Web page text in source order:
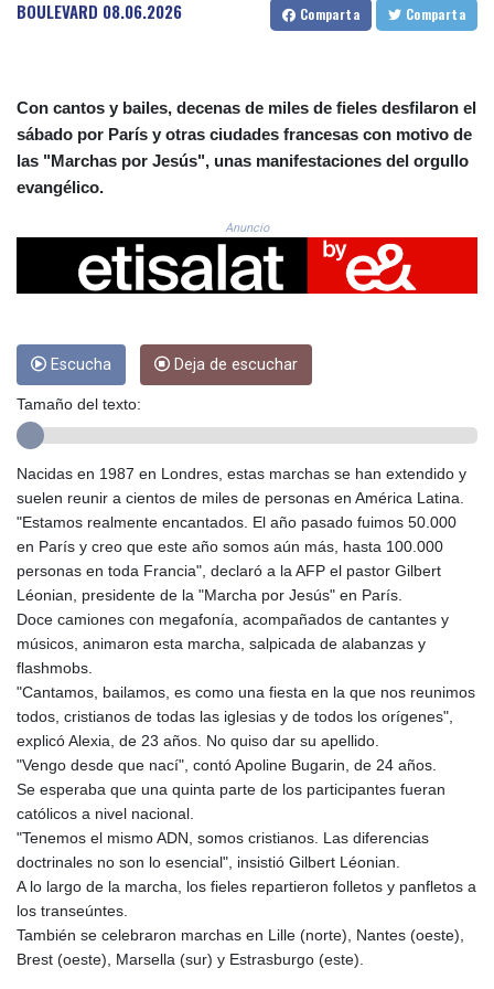
CRC 524.590231
CUC 1.153549
CZK 24.233468
DJF 205.370263
DKK 7.47577
EGP 57.316497
ERN 17.303234
ETB 186.142082
FJD 2.552746
GBP 0.856735
GEL 3.016492
GIP 0.856878
GMD 84.787876
GNF 10128.702886
GTQ 8.79966
GYD 241.274085
HKD 9.049096
HNL 30.910597
HRK 7.53544
HTG 150.790711
IDR 20647.372445
ILS 3.46953
IMP 0.856878
INR 109.834412
IQD 1510.805008
1585899.080318
ISK 142.416699
JEP 0.856878
JOD 0.817933
JPY 182.556612
BOULEVARD 08.06.2026 Comparta Comparta
Con cantos y bailes, decenas de miles de fieles desfilaron el
sábado por París y otras ciudades francesas con motivo de
las "Marchas por Jesús", unas manifestaciones del orgullo
evangélico.
Anuncio
Escucha Deja de escuchar
Tamaño del texto:
Nacidas en 1987 en Londres, estas marchas se han extendido y
suelen reunir a cientos de miles de personas en América Latina.
"Estamos realmente encantados. El año pasado fuimos 50.000
en París y creo que este año somos aún más, hasta 100.000
personas en toda Francia", declaró a la AFP el pastor Gilbert
Léonian, presidente de la "Marcha por Jesús" en París.
Doce camiones con megafonía, acompañados de cantantes y
músicos, animaron esta marcha, salpicada de alabanzas y
flashmobs.
"Cantamos, bailamos, es como una fiesta en la que nos reunimos
todos, cristianos de todas las iglesias y de todos los orígenes",
explicó Alexia, de 23 años. No quiso dar su apellido.
"Vengo desde que nací", contó Apoline Bugarin, de 24 años.
Se esperaba que una quinta parte de los participantes fueran
católicos a nivel nacional.
"Tenemos el mismo ADN, somos cristianos. Las diferencias
doctrinales no son lo esencial", insistió Gilbert Léonian.
A lo largo de la marcha, los fieles repartieron folletos y panfletos a
los transeúntes.
También se celebraron marchas en Lille (norte), Nantes (oeste),
Brest (oeste), Marsella (sur) y Estrasburgo (este).